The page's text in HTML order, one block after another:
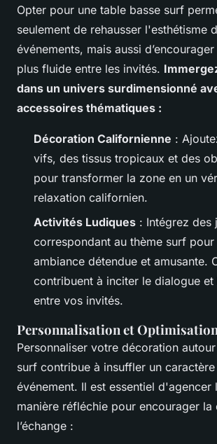
Opter pour une table basse surf
seulement de rehausser l'esthétisme
événements, mais aussi
plus fluide entre les invités.
dans un univers surdimensionné
accessoires thématiques :
Décoration Californienne :
vifs, des tissus tropicaux et des
pour transformer la zone en un
relaxation californien.
Activités Ludiques : Intégrez des
correspondant au thème surf
ambiance détendue et amusante.
contribuent à inciter le dialogue
entre vos invités.
Personnalisation et
Personnaliser votre décoration
surf contribue à insuffler un
événement. Il est essentiel d'agencer
manière réfléchie pour encourager
l’échange :